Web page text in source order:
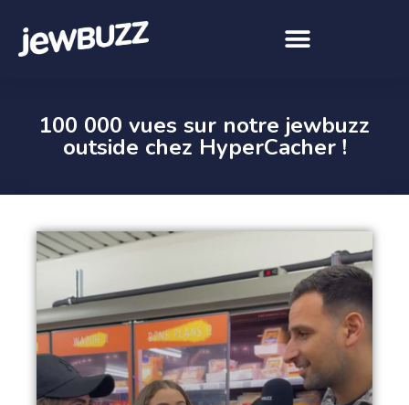
100 000 vues sur notre jewbuzz
outside chez HyperCacher !